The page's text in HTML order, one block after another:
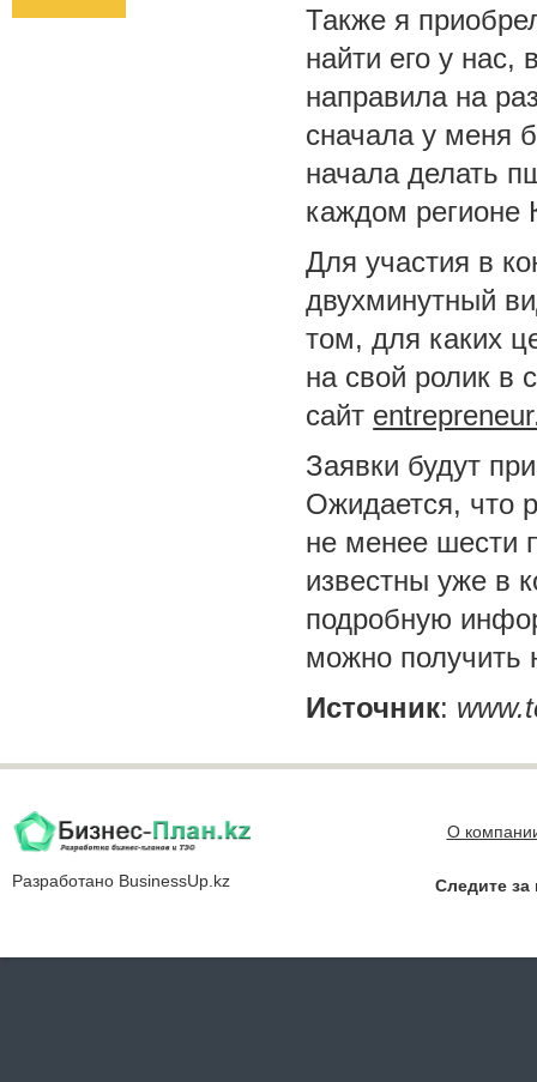
Также я
найти его у нас,
направила на
сначала у меня
начала делать
каждом регионе
Для участия в
двухминутный
том, для каких
на свой ролик в
сайт
Заявки будут
Ожидается, что
не менее шести
известны уже в
подробную
можно получить
Источник: www.t
Разработано BusinessUp.kz
О
Следите за